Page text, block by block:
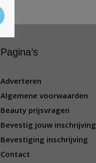
Pagina’s
Adverteren
Algemene voorwaarden
Beauty prijsvragen
Bevestig jouw inschrijving
Bevestiging inschrijving
Contact